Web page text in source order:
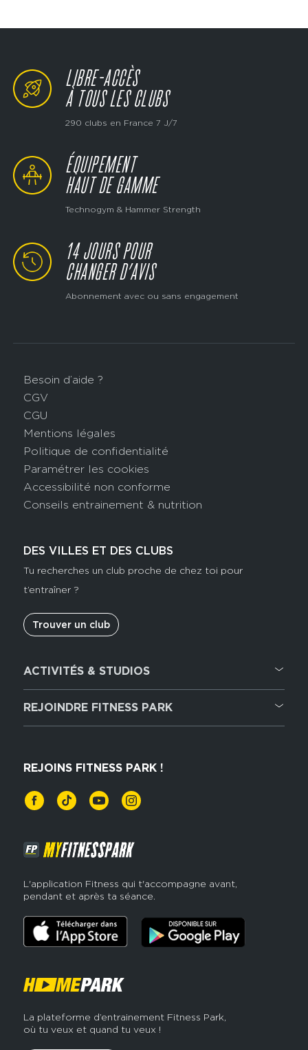
LIBRE-ACCÈS
À TOUS LES CLUBS
290 clubs en France 7 J/7
ÉQUIPEMENT
HAUT DE GAMME
Technogym & Hammer Strength
14 JOURS POUR
CHANGER D’AVIS
Abonnement avec ou sans engagement
Besoin d’aide ?
CGV
CGU
Mentions légales
Politique de confidentialité
Paramétrer les cookies
Accessibilité non conforme
Conseils entrainement & nutrition
DES VILLES ET DES CLUBS
Tu recherches un club proche de chez toi pour
t’entraîner ?
Trouver un club
ACTIVITÉS & STUDIOS
Cardio training
Musculation
Hyrox Zone
REJOINDRE FITNESS PARK
Recrutement
REJOINS FITNESS PARK !
L'application Fitness qui t'accompagne avant,
pendant et après ta séance.
La plateforme d’entrainement Fitness Park,
où tu veux et quand tu veux !